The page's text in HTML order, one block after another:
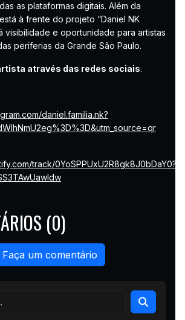
as plataformas digitais. Além da
à frente do projeto “Daniel NK
visibilidade e oportunidade para artistas
periferias da Grande São Paulo.
através das redes sociais.
daniel.familia.nk?
track/0YoSPPUxU2R8gk8J0bDaY0?
(0)
Faça um comentário